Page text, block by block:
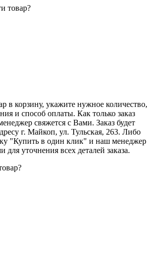
товар?
в корзину, укажите нужное количество,
и способ оплаты. Как только заказ
свяжется с Вами. Заказ будет
г. Майкоп, ул. Тульская, 263. Либо
"Купить в один клик" и наш менеджер
для уточнения всех деталей заказа.